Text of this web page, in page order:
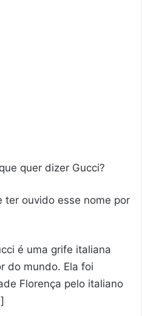
quer dizer Gucci?
ter ouvido esse nome por
é uma grife italiana
do mundo. Ela foi
Florença pelo italiano
]